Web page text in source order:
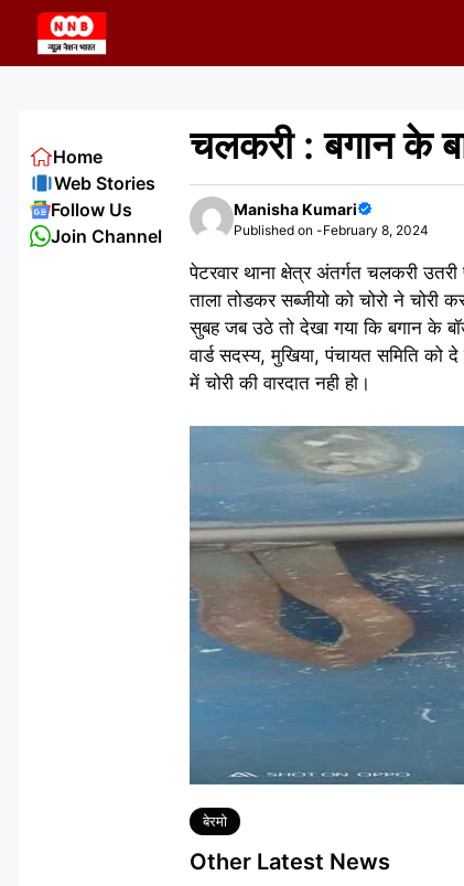
content
चलकरी : बगान के
Manisha Kumari
Published on -February 8, 2024
पेटरवार थाना क्षेत्र अंतर्गत चलकरी
ताला तोडकर सब्जीयो को चोरो ने चोरी
सुबह जब उठे तो देखा गया कि बगान के
वार्ड सदस्य, मुखिया, पंचायत समिति को
में चोरी की वारदात नही हो।
Tags
बेरमो
Other Latest News
Home
Web Stories
Follow Us
Join Channel